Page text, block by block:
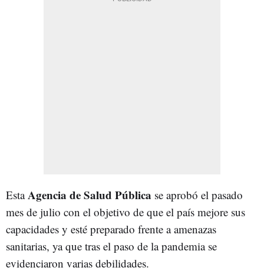
EstaAgencia de Salud Pública se aprobó el pasado
mes de julio con el objetivo de que el país mejore sus
capacidades y esté preparado frente a amenazas
sanitarias, ya que tras el paso de la pandemia se
evidenciaron varias debilidades.